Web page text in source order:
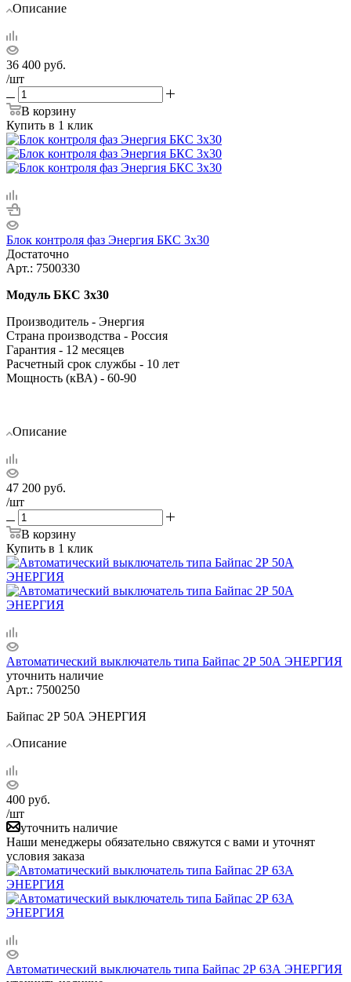
Описание
36 400 руб.
/шт
В корзину
Купить в 1 клик
Блок контроля фаз Энергия БКС 3х30
Достаточно
Арт.: 7500330
Модуль БКС 3х30
Производитель - Энергия
Cтрана производства - Россия
Гарантия - 12 месяцев
Расчетный срок службы - 10 лет
Мощность (кВА) - 60-90
Описание
47 200 руб.
/шт
В корзину
Купить в 1 клик
Автоматический выключатель типа Байпас 2Р 50А ЭНЕРГИЯ
уточнить наличие
Арт.: 7500250
Байпас 2Р 50А ЭНЕРГИЯ
Описание
400 руб.
/шт
уточнить наличие
Наши менеджеры обязательно свяжутся с вами и уточнят
условия заказа
Автоматический выключатель типа Байпас 2Р 63А ЭНЕРГИЯ